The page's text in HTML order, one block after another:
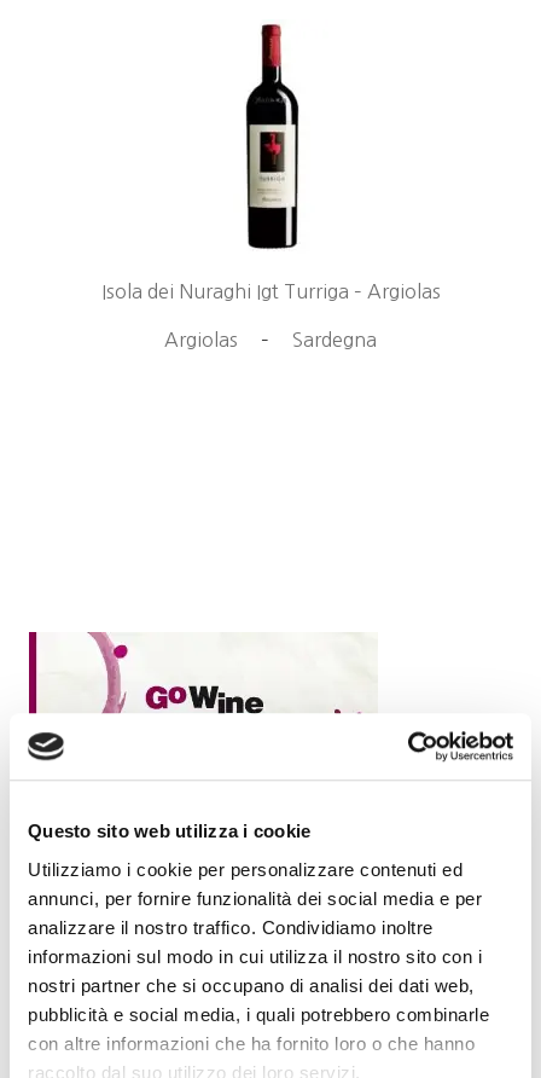
Questo sito web utilizza i cookie
Utilizziamo i cookie per personalizzare contenuti ed
annunci, per fornire funzionalità dei social media e per
analizzare il nostro traffico. Condividiamo inoltre
informazioni sul modo in cui utilizza il nostro sito con i
nostri partner che si occupano di analisi dei dati web,
pubblicità e social media, i quali potrebbero combinarle
con altre informazioni che ha fornito loro o che hanno
raccolto dal suo utilizzo dei loro servizi.
Isola dei Nuraghi Igt Turriga – Argiolas
Argiolas – Sardegna